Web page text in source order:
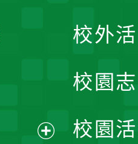
單
校外
校園
校園